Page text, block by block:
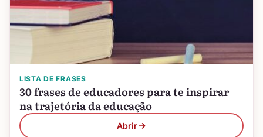
LISTA DE FRASES
30 frases de educadores para te inspirar
na trajetória da educação
Abrir